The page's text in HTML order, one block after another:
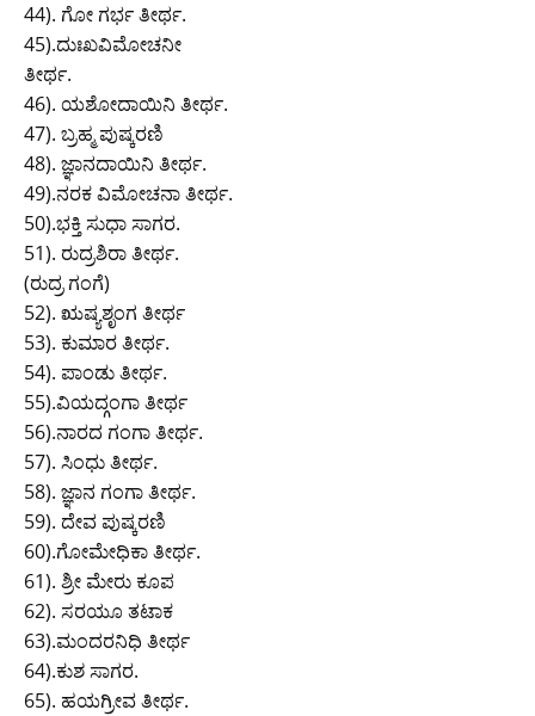
44). ಗೋ ಗರ್ಭ ತೀರ್ಥ.
45).ದುಃಖವಿಮೋಚನೀ
ತೀರ್ಥ.
46). ಯಶೋದಾಯಿನಿ ತೀರ್ಥ.
47). ಬ್ರಹ್ಮ ಪುಷ್ಕರಣಿ
48). ಜ್ಞಾನದಾಯಿನಿ ತೀರ್ಥ.
49).ನರಕ ವಿಮೋಚನಾ ತೀರ್ಥ.
50).ಭಕ್ತಿ ಸುಧಾ ಸಾಗರ.
51). ರುದ್ರಶಿರಾ ತೀರ್ಥ.
(ರುದ್ರ ಗಂಗೆ)
52). ಋಷ್ಯಶೃಂಗ ತೀರ್ಥ
53). ಕುಮಾರ ತೀರ್ಥ.
54). ಪಾಂಡು ತೀರ್ಥ.
55).ವಿಯದ್ಗಂಗಾ ತೀರ್ಥ
56).ನಾರದ ಗಂಗಾ ತೀರ್ಥ.
57). ಸಿಂಧು ತೀರ್ಥ.
58). ಜ್ಞಾನ ಗಂಗಾ ತೀರ್ಥ.
59). ದೇವ ಪುಷ್ಕರಣಿ
60).ಗೋಮೇಧಿಕಾ ತೀರ್ಥ.
61). ಶ್ರೀ ಮೇರು ಕೂಪ
62). ಸರಯೂ ತಟಾಕ
63).ಮಂದರನಿಧಿ ತೀರ್ಥ
64).ಕುಶ ಸಾಗರ.
65). ಹಯಗ್ರೀವ ತೀರ್ಥ.